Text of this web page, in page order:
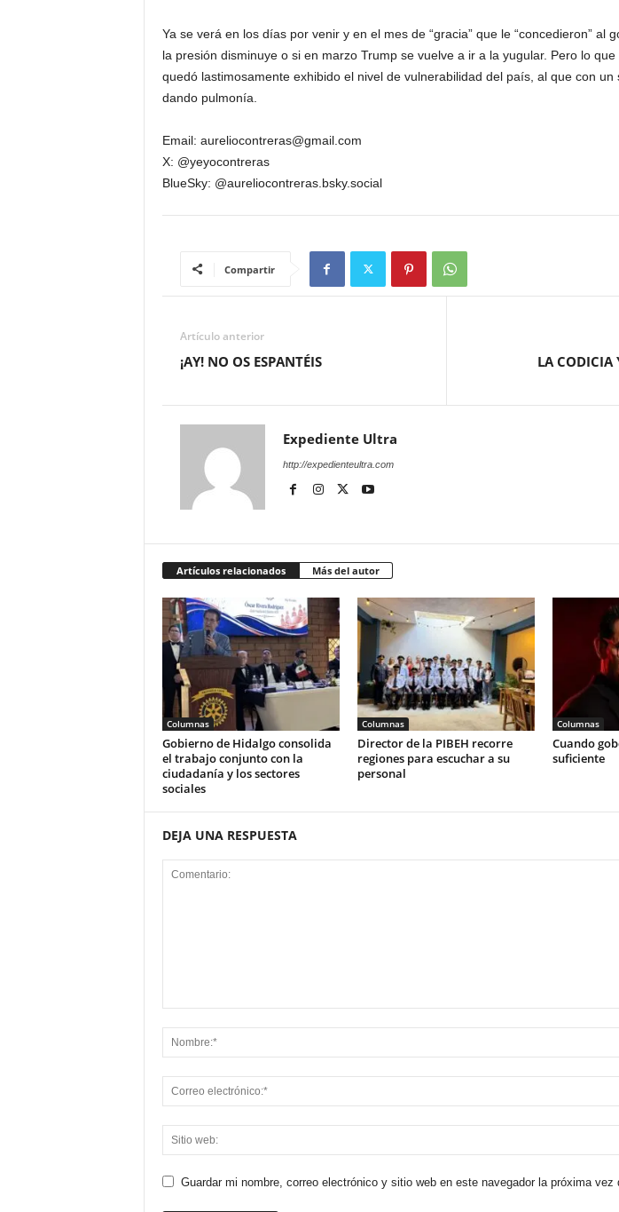
Ya se verá en los días por venir y en el mes de “gracia” que le “concedieron” al
la presión disminuye o si en marzo Trump se vuelve a ir a la yugular. Pero lo
quedó lastimosamente exhibido el nivel de vulnerabilidad del país, al que con un
dando pulmonía.
Email: aureliocontreras@gmail.com
X: @yeyocontreras
BlueSky: @aureliocontreras.bsky.social
Compartir
Artículo anterior
¡AY! NO OS ESPANTÉIS LA CODICIA
Expediente Ultra
http://expedienteultra.com
Artículos relacionados Más del autor
Columnas
Gobierno de Hidalgo consolida
el trabajo conjunto con la
ciudadanía y los sectores
sociales
Columnas
Director de la PIBEH recorre
regiones para escuchar a su
personal
Columnas
Cuando
suficiente
DEJA UNA RESPUESTA
Guardar mi nombre, correo electrónico y sitio web en este navegador la próxima vez